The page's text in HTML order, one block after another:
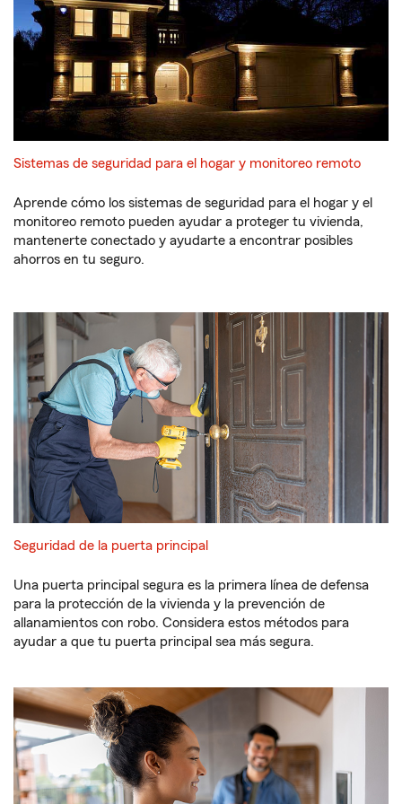
Sistemas de seguridad para el hogar y monitoreo remoto
Aprende cómo los sistemas de seguridad para el hogar y el
monitoreo remoto pueden ayudar a proteger tu vivienda,
mantenerte conectado y ayudarte a encontrar posibles
ahorros en tu seguro.
Seguridad de la puerta principal
Una puerta principal segura es la primera línea de defensa
para la protección de la vivienda y la prevención de
allanamientos con robo. Considera estos métodos para
ayudar a que tu puerta principal sea más segura.